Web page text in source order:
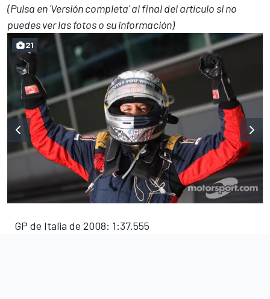
(Pulsa en 'Versión completa' al final del artículo si no
puedes ver las fotos o su información)
GP de Italia de 2008: 1:37.555
21